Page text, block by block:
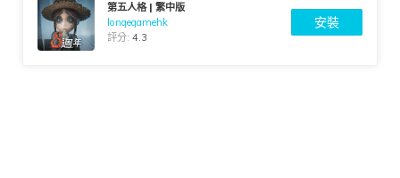
第五人格 | 繁中版
longegamehk
評分:4.3
安裝